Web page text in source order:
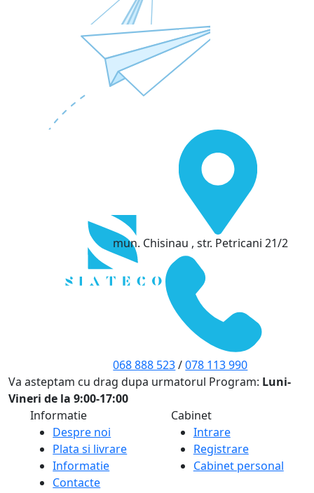
mun. Chisinau , str. Petricani 21/2
068 888 523/078 113 990
Va asteptam cu drag dupa urmatorul Program: Luni-
Vineri de la 9:00-17:00
Informatie
Despre noi
Plata si livrare
Informatie
Contacte
Cabinet
Intrare
Registrare
Cabinet personal